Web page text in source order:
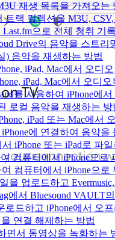
재생 목록을 가져오는
트랙 컬렉션을 M3U,
Last.fm으로 전체 청취 기
Drive의 음악을 스트리
) 음악을 재생하는 방법
iPad, Mac에서 오
iPad, Mac에서 오디
를 사용하여 iPhone
로컬 음악을 재생하는 방
iPad 또는 Mac에
에 연결하여 음악
iPhone 또는 iPad로 파
컴퓨터에서 iPhone으로
컴퓨터에서 iPhone으
을 업로드하고
에서 Bluesound
로드하고 iPhone에서 오
연결 해제하는 방법
면서 동영상을 녹화하는